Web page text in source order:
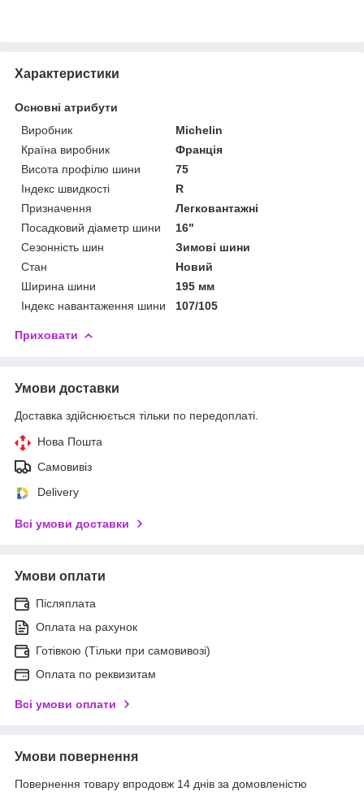
Характеристики
Основні атрибути
Виробник
Michelin
Країна виробник
Франція
Висота профілю шини
75
Індекс швидкості
R
Призначення
Легковантажні
Посадковий діаметр шини
16"
Сезонність шин
Зимові шини
Стан
Новий
Ширина шини
195 мм
Індекс навантаження шини
107/105
Приховати
Умови доставки
Доставка здійснюється тільки по передоплаті.
Нова Пошта
Самовивіз
Delivery
Всі умови доставки
Умови оплати
Післяплата
Оплата на рахунок
Готівкою (Тільки при самовивозі)
Оплата по реквизитам
Всі умови оплати
Умови повернення
Повернення товару впродовж 14 днів за домовленістю